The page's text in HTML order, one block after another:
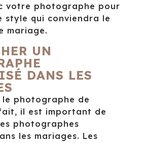
votre photographe pour
style qui conviendra le
mariage.
UN
DANS LES
photographe de
il est important de
photographes
les mariages. Les